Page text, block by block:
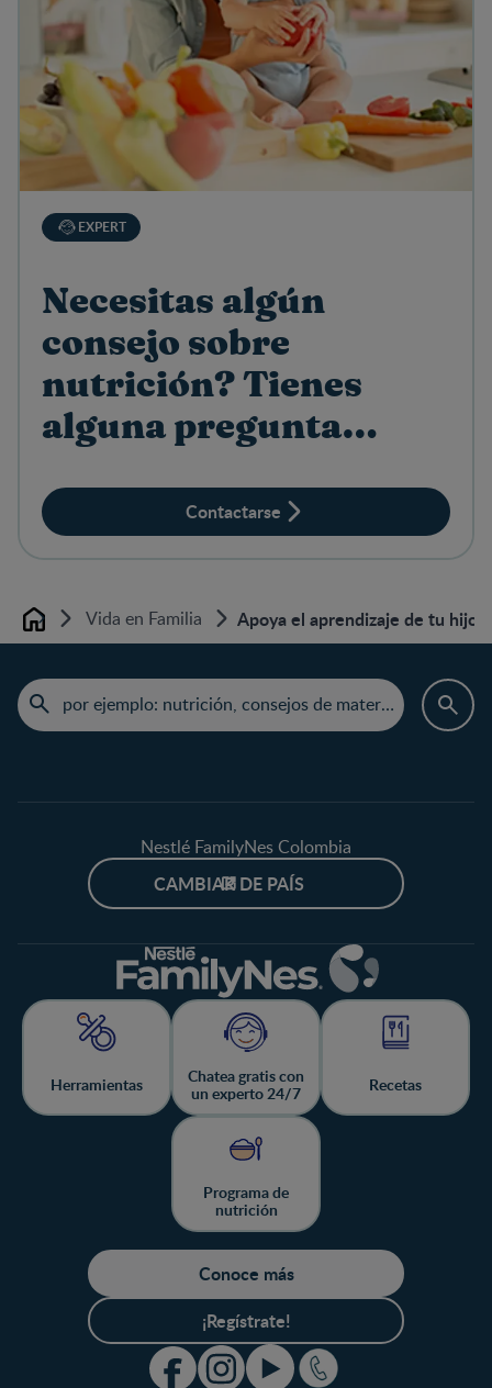
EXPERT
Necesitas algún
consejo sobre
nutrición? Tienes
alguna pregunta
Contactarse
Home Vida en Familia Apoya el aprendizaje de tu hijo
Nestlé FamilyNes Colombia
CAMBIAR DE PAÍS
Herramientas
Chatea gratis con
un experto 24/7
Recetas
Programa de
nutrición
Conoce más
¡Regístrate!